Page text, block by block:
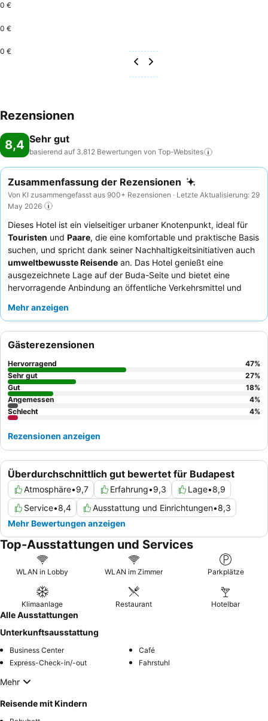
0 €
0 €
0 €
Rezensionen
8,4 Sehr gut
basierend auf 3.812 Bewertungen von Top-Websites
Zusammenfassung der Rezensionen
Von KI zusammengefasst aus 900+ Rezensionen · Letzte Aktualisierung: 29
May 2026
Dieses Hotel ist ein vielseitiger urbaner Knotenpunkt, ideal für
Touristen und Paare, die eine komfortable und praktische Basis
suchen, und spricht dank seiner Nachhaltigkeitsinitiativen auch
umweltbewusste Reisende an. Das Hotel genießt eine
ausgezeichnete Lage auf der Buda-Seite und bietet eine
hervorragende Anbindung an öffentliche Verkehrsmittel und
Fischerbastei. Die Gäste loben durchweg das
Vielfalt, die einen gelungenen Start in den Tag garantiert. Das
Personal wird stets für seine außergewöhnliche Freundlichkeit
und Hilfsbereitschaft gelobt, wobei viele ihre ausgezeichneten
Englischkenntnisse schätzen. Für einen ruhigeren Aufenthalt
könnten Gäste ein Zimmer mit Gartenblick in Betracht ziehen.
Mehr anzeigen
Überdurchschnittlich gut bewertet für Budapest
Atmosphäre•9,7 Erfahrung•9,3 Lage•8,9
Service•8,4 Ausstattung und Einrichtungen•8,3
Mehr Bewertungen anzeigen
Gästerezensionen
Hervorragend 47%
Sehr gut
27%
Gut
18%
Angemessen
4%
Schlecht
4%
Rezensionen anzeigen
Top-Ausstattungen und Services
WLAN in Lobby WLAN im Zimmer Parkplätze
Klimaanlage Restaurant Hotelbar
Alle Ausstattungen
Unterkunftsausstattung
Business Center
Café
Express-Check-in/-out
Fahrstuhl
Mehr
Reisende mit Kindern